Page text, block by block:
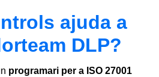
ajuda a
DLP?
programari per a ISO 27001